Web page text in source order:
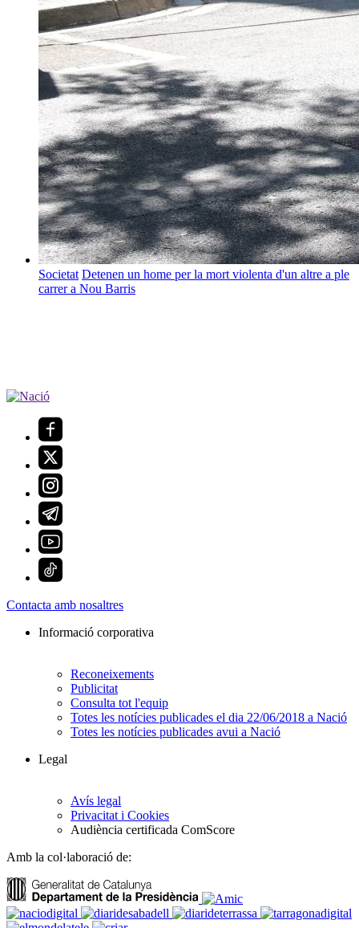
Societat Detenen un home per la mort violenta d'un altre a ple
carrer a Nou Barris
Contacta amb nosaltres
Informació corporativa
Reconeixements
Publicitat
Consulta tot l'equip
Totes les notícies publicades el dia 22/06/2018 a Nació
Totes les notícies publicades avui a Nació
Legal
Avís legal
Privacitat i Cookies
Audiència certificada ComScore
Amb la col·laboració de: